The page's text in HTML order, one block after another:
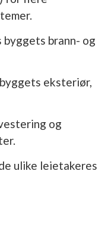
brann- og
eksteriør,
og
ulike leietakeres